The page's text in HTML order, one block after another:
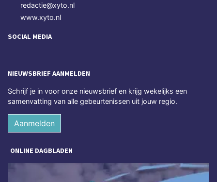
redactie@xyto.nl
www.xyto.nl
SOCIAL MEDIA
NIEUWSBRIEF AANMELDEN
Schrijf je in voor onze nieuwsbrief en krijg wekelijks een
samenvatting van alle gebeurtenissen uit jouw regio.
Aanmelden
ONLINE DAGBLADEN